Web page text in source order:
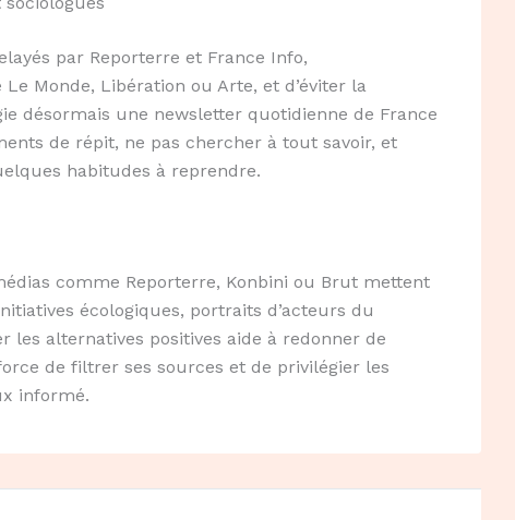
par Reporterre et France Info,
Monde, Libération ou Arte, et d’éviter la
désormais une newsletter quotidienne de France
de répit, ne pas chercher à tout savoir, et
habitudes à reprendre.
comme Reporterre, Konbini ou Brut mettent
écologiques, portraits d’acteurs du
les alternatives positives aide à redonner de
de filtrer ses sources et de privilégier les
informé.